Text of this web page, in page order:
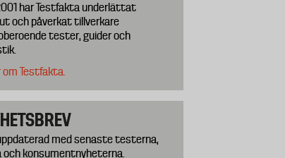
har Testfakta underlättat
och påverkat tillverkare
tester, guider och
om Testfakta.
med senaste testerna,
och konsumentnyheterna.